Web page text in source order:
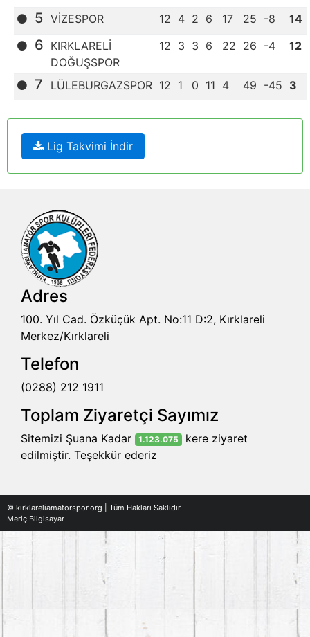
5 VİZESPOR 12 4 2 6 17 25 -8 14
6 KIRKLARELİ
DOĞUŞSPOR
12 3 3 6 22 26 -4 12
7 LÜLEBURGAZSPOR 12 1 0 11 4 49 -45 3
Lig Takvimi İndir
Adres
100. Yıl Cad. Özküçük Apt. No:11 D:2, Kırklareli
Merkez/Kırklareli
Telefon
(0288) 212 1911
Toplam Ziyaretçi Sayımız
Sitemizi Şuana Kadar 1.123.075 kere ziyaret
edilmiştir. Teşekkür ederiz
© kirklareliamatorspor.org | Tüm Hakları Saklıdır.
Meriç Bilgisayar